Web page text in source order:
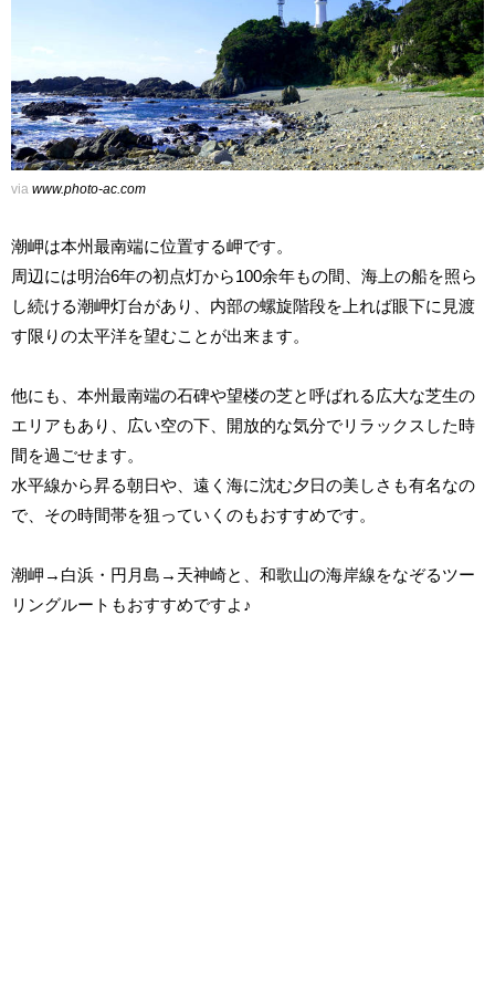
via www.photo-ac.com
潮岬は本州最南端に位置する岬です。
周辺には明治6年の初点灯から100余年もの間、海上の船を照ら
し続ける潮岬灯台があり、内部の螺旋階段を上れば眼下に見渡
す限りの太平洋を望むことが出来ます。
他にも、本州最南端の石碑や望楼の芝と呼ばれる広大な芝生の
エリアもあり、広い空の下、開放的な気分でリラックスした時
間を過ごせます。
水平線から昇る朝日や、遠く海に沈む夕日の美しさも有名なの
で、その時間帯を狙っていくのもおすすめです。
潮岬→白浜・円月島→天神崎と、和歌山の海岸線をなぞるツー
リングルートもおすすめですよ♪